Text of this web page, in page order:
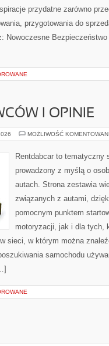
przydatne zarówno
przygotowania do
Nowoczesne
I OPINIE
MOŻLIWOŚĆ
Rentdabcar to tematyczny
prowadzony z myślą o
autach. Strona zestawia
związanych z autami,
pomocnym punktem
motoryzacji, jak i dla tych,
sieci, w którym można
samochodu